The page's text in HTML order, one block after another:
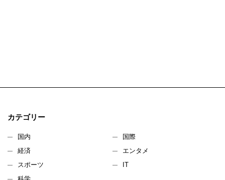
カテゴリー
国内
国際
経済
エンタメ
スポーツ
IT